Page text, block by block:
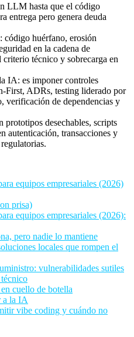
LLM hasta que el código
entrega pero genera deuda
código huérfano, erosión
en la cadena de
técnico y sobrecarga en
IA: es imponer controles
First, ADRs, testing liderado por
verificación de dependencias y
desechables, scripts
autenticación, transacciones y
equipos empresariales (2026)
prisa)
equipos empresariales (2026):
pero nadie lo mantiene
locales que rompen el
vulnerabilidades sutiles
cuello de botella
a la IA
vibe coding y cuándo no